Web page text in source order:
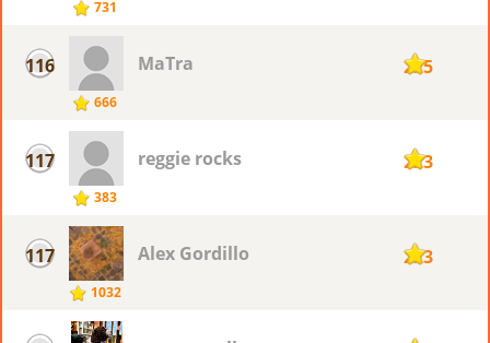
731
116
666
MaTra 225
117
383
reggie rocks 223
117
1032
Alex Gordillo 223